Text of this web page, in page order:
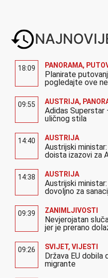
18:09 PANORAMA,
Planirate
pogledajte ove
09:55 AUSTRIJA,
Adidas Superstar
uličnog stila
14:40 AUSTRIJA
Austrijski
doista izazovi za
14:38 AUSTRIJA
Austrijski
dovoljno za
09:39 ZANIMLJIVOSTI
Nevjerojatan
jer je prerano
09:26 SVIJET, VIJESTI
Država EU dobila
migrante